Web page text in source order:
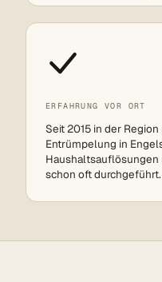
ERFAHRUNG VOR ORT
Seit 2015 in der
Entrümpelung in
Haushaltsauflösungen
schon oft durchgeführt.